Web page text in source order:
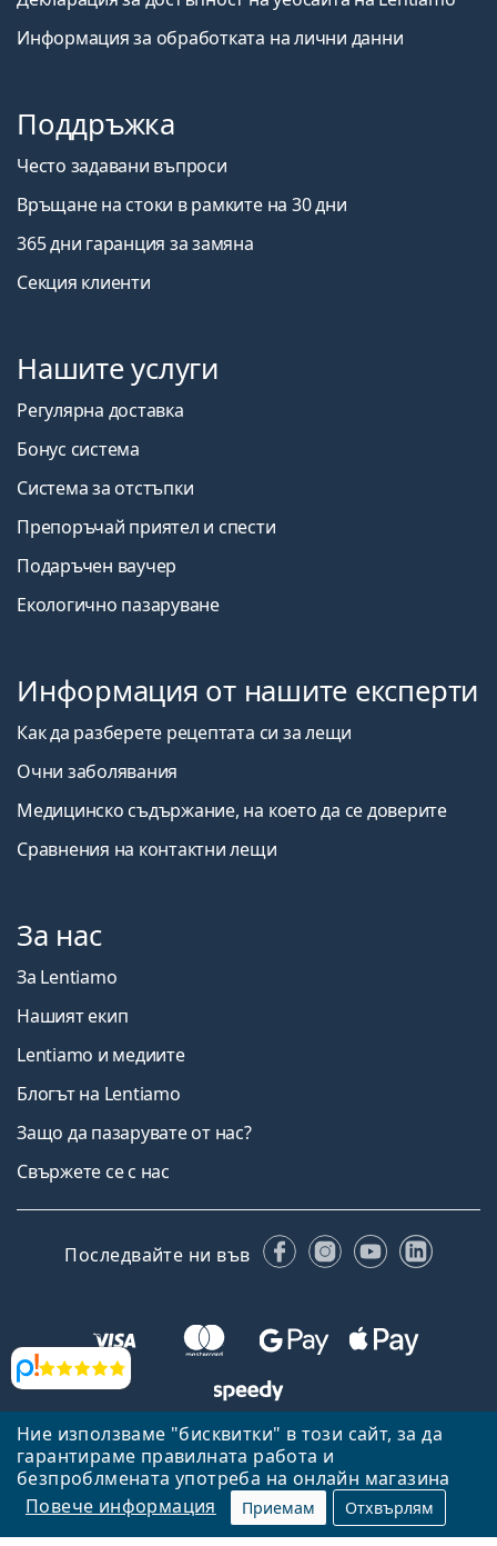
Ние използваме "бисквитки" в този сайт, за да
гарантираме правилната работа и
безпроблмената употреба на онлайн магазина
Повече информация
Приемам Отхвърлям
Прегледи
Информация за обработката на лични данни
Поддръжка
Често задавани въпроси
Връщане на стоки в рамките на 30 дни
365 дни гаранция за замяна
Секция клиенти
Нашите услуги
Регулярна доставка
Бонус система
Система за отстъпки
Препоръчай приятел и спести
Подаръчен ваучер
Екологично пазаруване
Информация от нашите експерти
Как да разберете рецептата си за лещи
Очни заболявания
Медицинско съдържание, на което да се доверите
Сравнения на контактни лещи
За нас
За Lentiamo
Нашият екип
Lentiamo и медиите
Блогът на Lentiamo
Защо да пазарувате от нас?
Свържете се с нас
Последвайте ни във FacebookInstagram
YouTube
Назад към началната страница
Нагоре
Lentiamo.bg е собственост и се управлява от Lentiamo s.r.o.,
Република Чехия
Тук сме за вас в продължение на 18 години.